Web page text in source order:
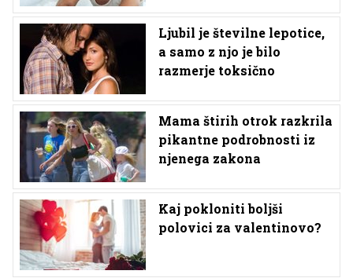
Ljubil je številne lepotice,
a samo z njo je bilo
razmerje toksično
Mama štirih otrok razkrila
pikantne podrobnosti iz
njenega zakona
Kaj pokloniti boljši
polovici za valentinovo?